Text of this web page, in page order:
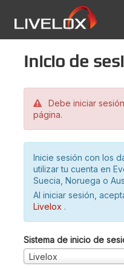
Inicio de
Debe iniciar
página.
Inicie sesión con los
utilizar tu cuenta en
Suecia, Noruega o
Al iniciar sesión,
Livelox .
Sistema de inicio de
Livelox